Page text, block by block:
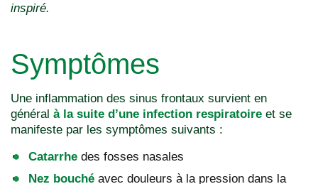
inspiré.
Symptômes
Une inflammation des sinus frontaux survient en
général à la suite d’une infection respiratoire et se
manifeste par les symptômes suivants :
Catarrhe des fosses nasales
Nez bouché avec douleurs à la pression dans la